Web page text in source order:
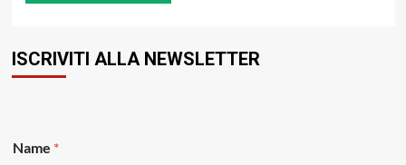
ISCRIVITI ALLA NEWSLETTER
Name *